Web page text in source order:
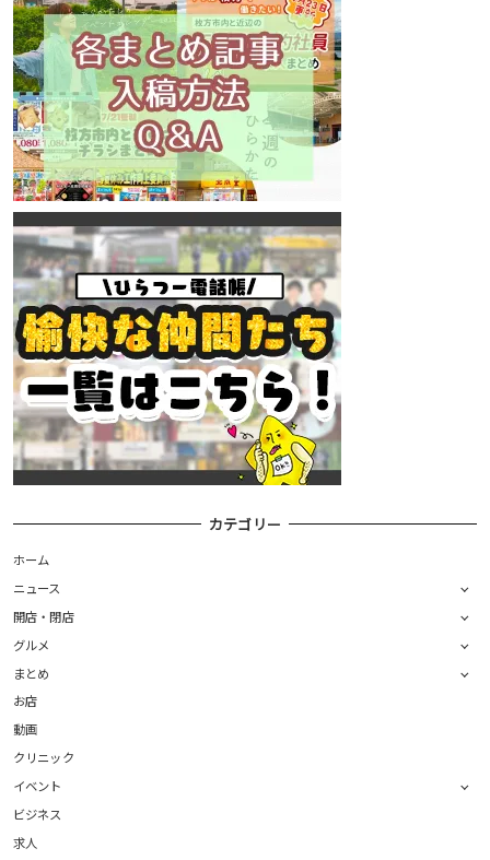
カテゴリー
ホーム
ニュース
開店・閉店
グルメ
まとめ
お店
動画
クリニック
イベント
ビジネス
求人